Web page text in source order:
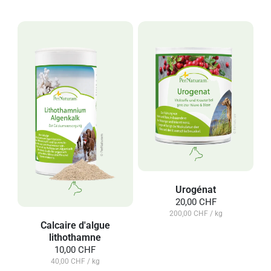
Calcaire d'algue
lithothamne
10,00 CHF
40,00 CHF / kg
Urogénat
20,00 CHF
200,00 CHF / kg